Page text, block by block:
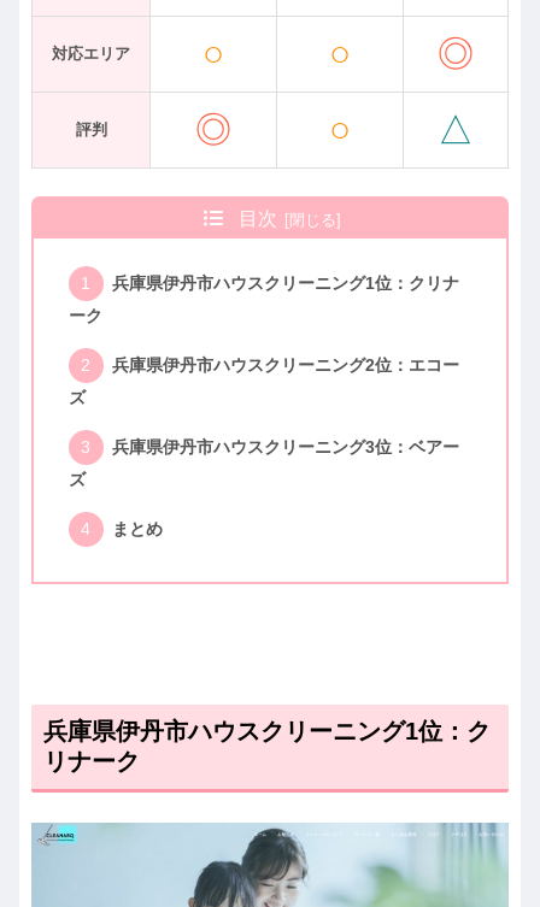
対応エリア ○ ○ ◎
評判 ◎ ○ △
目次
兵庫県伊丹市ハウスクリーニング1位：クリナ
ーク
兵庫県伊丹市ハウスクリーニング2位：エコー
ズ
兵庫県伊丹市ハウスクリーニング3位：ベアー
ズ
まとめ
兵庫県伊丹市ハウスクリーニング1位：ク
リナーク